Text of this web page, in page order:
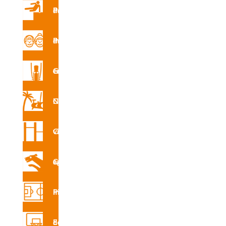
Parques de Parkour
Parque de mayores
Gimnasio en la calle
Circuito Nforma
Circuito vita
Circuito canino agility
Pistas multideporte
Equipamiento deportivo